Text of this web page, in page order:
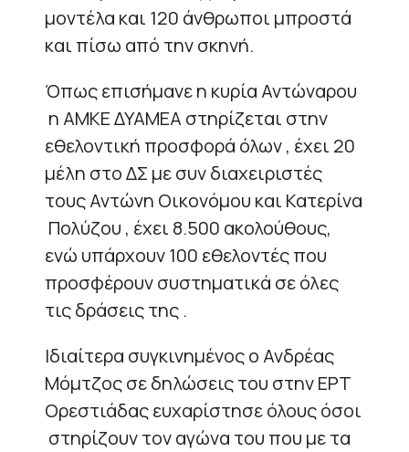
μοντέλα και 120 άνθρωποι μπροστά
και πίσω από την σκηνή.
Όπως επισήμανε η κυρία Αντώναρου
η ΑΜΚΕ ΔΥΑΜΕΑ στηρίζεται στην
εθελοντική προσφορά όλων , έχει 20
μέλη στο ΔΣ με συν διαχειριστές
τους Αντώνη Οικονόμου και Κατερίνα
Πολύζου , έχει 8.500 ακολούθους,
ενώ υπάρχουν 100 εθελοντές που
προσφέρουν συστηματικά σε όλες
τις δράσεις της .
Ιδιαίτερα συγκινημένος ο Ανδρέας
Μόμτζος σε δηλώσεις του στην ΕΡΤ
Ορεστιάδας ευχαρίστησε όλους όσοι
στηρίζουν τον αγώνα του που με τα